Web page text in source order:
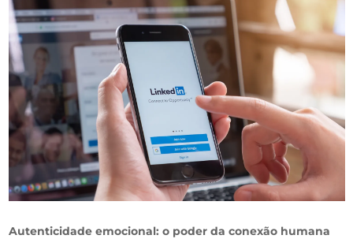
Autenticidade emocional: o poder da conexão humana